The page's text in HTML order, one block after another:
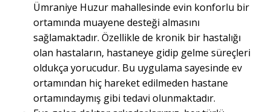
Ümraniye Huzur mahallesinde evin konforlu bir
ortamında muayene desteği almasını
sağlamaktadır. Özellikle de kronik bir hastalığı
olan hastaların, hastaneye gidip gelme süreçleri
oldukça yorucudur. Bu uygulama sayesinde ev
ortamından hiç hareket edilmeden hastane
ortamındaymış gibi tedavi olunmaktadır.